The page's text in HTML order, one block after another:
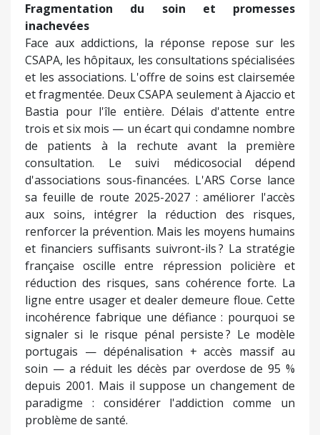
Fragmentation du soin et promesses
inachevées
Face aux addictions, la réponse repose sur les
CSAPA, les hôpitaux, les consultations spécialisées
et les associations. L'offre de soins est clairsemée
et fragmentée. Deux CSAPA seulement à Ajaccio et
Bastia pour l'île entière. Délais d'attente entre
trois et six mois — un écart qui condamne nombre
de patients à la rechute avant la première
consultation. Le suivi médicosocial dépend
d'associations sous-financées. L'ARS Corse lance
sa feuille de route 2025-2027 : améliorer l'accès
aux soins, intégrer la réduction des risques,
renforcer la prévention. Mais les moyens humains
et financiers suffisants suivront-ils ? La stratégie
française oscille entre répression policière et
réduction des risques, sans cohérence forte. La
ligne entre usager et dealer demeure floue. Cette
incohérence fabrique une défiance : pourquoi se
signaler si le risque pénal persiste ? Le modèle
portugais — dépénalisation + accès massif au
soin — a réduit les décès par overdose de 95 %
depuis 2001. Mais il suppose un changement de
paradigme : considérer l'addiction comme un
problème de santé.